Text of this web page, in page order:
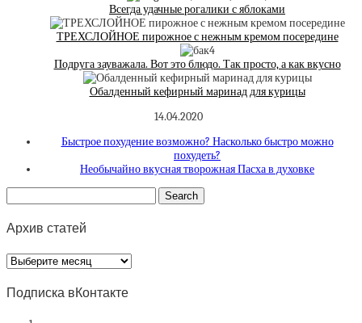
Всегда удачные рогалики с яблоками
ТРЕХСЛОЙНОЕ пирожное с нежным кремом посередине
Подруга зауважала. Вот это блюдо. Так просто, а как вкусно
Обалденный кефирный маринад для курицы
14.04.2020
Быстрое похудение возможно? Насколько быстро можно
похудеть?
Необычайно вкусная творожная Пасха в духовке
Архив статей
Архив
статей
Подписка вКонтакте